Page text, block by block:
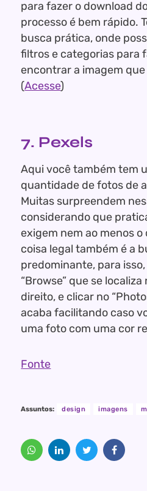
para fazer o download
processo é bem rápido.
busca prática, onde
filtros e categorias para
encontrar a imagem
(Acesse)
7. Pexels
Aqui você também tem
quantidade de fotos de
Muitas surpreendem
considerando que
exigem nem ao menos
coisa legal também é a
predominante, para
“Browse” que se
direito, e clicar no
acaba facilitando caso
uma foto com uma cor
Fonte
Assuntos: design imagens